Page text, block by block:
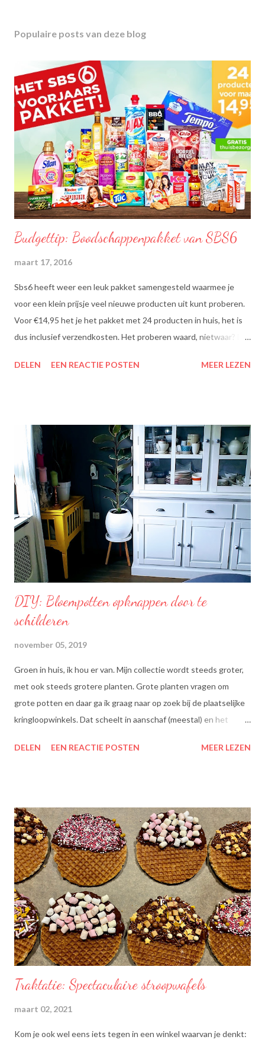
Populaire posts van deze blog
Budgettip: Boodschappenpakket van SBS6
maart 17, 2016
Sbs6 heeft weer een leuk pakket samengesteld waarmee je
voor een klein prijsje veel nieuwe producten uit kunt proberen.
Voor €14,95 het je het pakket met 24 producten in huis, het is
dus inclusief verzendkosten. Het proberen waard, nietwaar? Dit
theesmaken van Lipton: voor een goed moment dat heerlijk
mengsel van zonnebloem-, lijnzaad- en koolzaadolie. Het bevat
Omega’s 3 & 6 die goed zijn voor hart en bloedvaten. Omega's 3
& 6 zijn meervoudig onverzadigde vetzuren, die het lichaam niet
zelf kan aanmaken. Ze dragen bij tot de instandhouding van een
normaal cholesterolgehalte in het bloed. Becel Dieetolie geeft
een optimale smaak aan uw gerechten, met behoud van de
smaak van uw originele ingrediënten. Naast warme toepassing
l...
DELEN EEN REACTIE POSTEN MEER LEZEN
DIY: Bloempotten opknappen door te
schilderen
november 05, 2019
Groen in huis, ik hou er van. Mijn collectie wordt steeds groter,
met ook steeds grotere planten. Grote planten vragen om
grote potten en daar ga ik graag naar op zoek bij de plaatselijke
kringloopwinkels. Dat scheelt in aanschaf (meestal) en het
voor onze planeet, nietwaar?
DELEN EEN REACTIE POSTEN MEER LEZEN
Traktatie: Spectaculaire stroopwafels
maart 02, 2021
Kom je ook wel eens iets tegen in een winkel waarvan je denkt: